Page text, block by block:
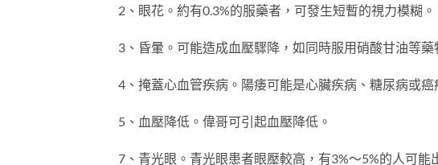
2、眼花。約有0.3%的服藥者，可發生短暫的視力模糊。
3、昏暈。可能造成血壓驟降，如同時服用硝酸甘油等藥
4、掩蓋心血管疾病。陽痿可能是心臟疾病、糖尿病或
5、血壓降低。偉哥可引起血壓降低。
7、青光眼。青光眼患者眼壓較高，有3%～5%的人可